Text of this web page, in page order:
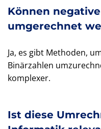
Können
umgerechnet
Ja, es gibt Methoden,
Binärzahlen
komplexer.
Ist diese